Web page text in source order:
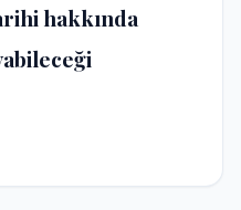
hakkında